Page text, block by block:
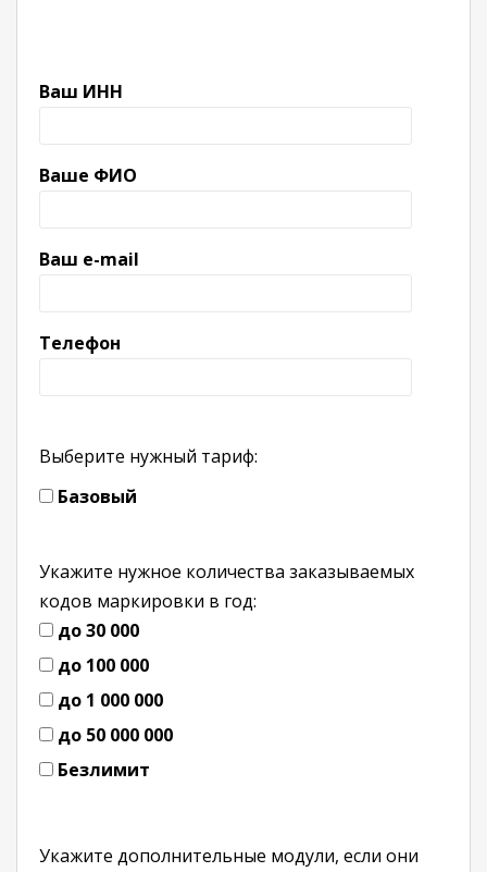
Ваш ИНН
Ваше ФИО
Ваш e-mail
Телефон
Выберите нужный тариф:
Базовый
Укажите нужное количества заказываемых
кодов маркировки в год:
до 30 000
до 100 000
до 1 000 000
до 50 000 000
Безлимит
Укажите дополнительные модули, если они